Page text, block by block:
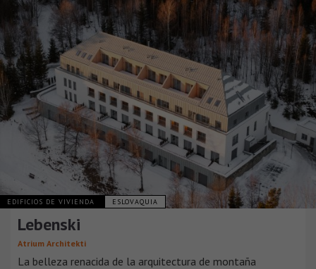
EDIFICIOS DE VIVIENDA ESLOVAQUIA
Lebenski
Atrium Architekti
La belleza renacida de la arquitectura de montaña